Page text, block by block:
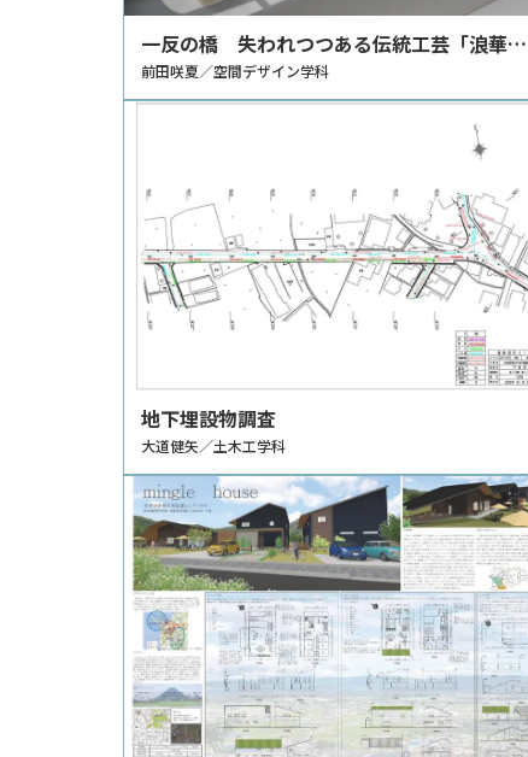
一反の橋 失われつつある伝統工芸「浪華本
染め」と、東横堀川かいわいの再生
前田咲夏／空間デザイン学科
地下埋設物調査
大道健矢／土木工学科